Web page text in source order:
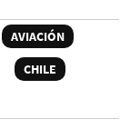
AVIACIÓN
CHILE